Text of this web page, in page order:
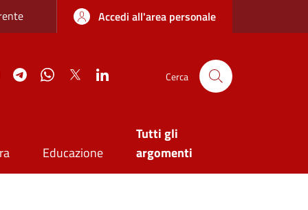
sottileAccedi all'area personale
YouTubeTelegramWhatsApp
Twitter Cerca
Educazione
Tutti gli
argomenti